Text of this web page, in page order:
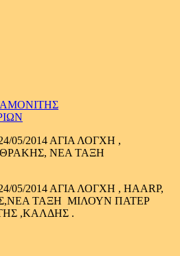
05/2014 ΑΓΙΑ ΛΟΓΧΗ ,
NEA TAΞΗ
05/2014 ΑΓΙΑ ΛΟΓΧΗ , ΗΑARP,
TAΞΗ ΜΙΛΟΥΝ ΠΑΤΕΡ
,ΚΑΛΔΗΣ .